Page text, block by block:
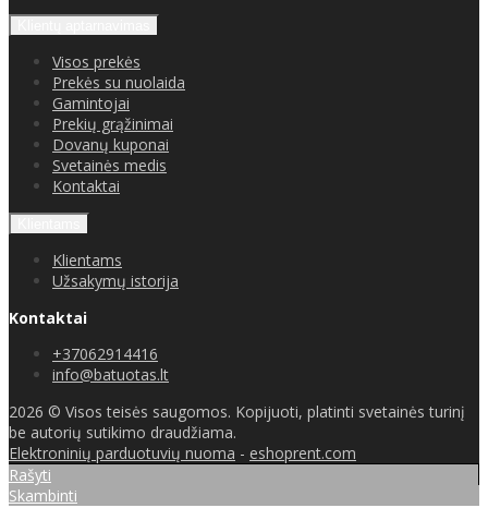
Visos prekės
Prekės su nuolaida
Gamintojai
Prekių grąžinimai
Dovanų kuponai
Svetainės medis
Kontaktai
Klientams
Užsakymų istorija
Kontaktai
+37062914416
info@batuotas.lt
2026 © Visos teisės saugomos. Kopijuoti, platinti svetainės turinį
be autorių sutikimo draudžiama.
Elektroninių parduotuvių nuoma - eshoprent.com
Rašyti
Skambinti